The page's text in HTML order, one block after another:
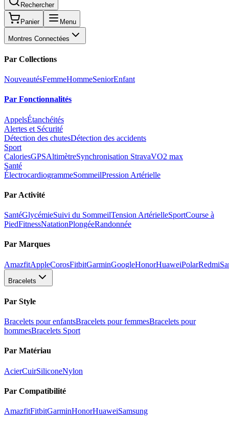
Rechercher
Panier Menu
Montres Connectées
Par Collections
NouveautésFemmeHommeSeniorEnfant
Par Fonctionnalités
AppelsÉtanchéités
Alertes et Sécurité
Détection des chutesDétection des accidents
Sport
CaloriesGPSAltimètreSynchronisation StravaVO2 max
Santé
ÉlectrocardiogrammeSommeilPression Artérielle
Par Activité
SantéGlycémieSuivi du SommeilTension ArtérielleSportCourse à
PiedFitnessNatationPlongéeRandonnée
Par Marques
AmazfitAppleCorosFitbitGarminGoogleHonorHuaweiPolarRedmi
Bracelets
Par Style
Bracelets pour enfantsBracelets pour femmesBracelets pour
hommesBracelets Sport
Par Matériau
AcierCuirSiliconeNylon
Par Compatibilité
AmazfitFitbitGarminHonorHuaweiSamsung